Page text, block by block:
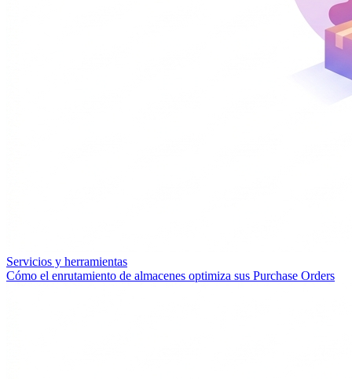
Servicios y herramientas
Cómo el enrutamiento de almacenes optimiza sus Purchase Orders